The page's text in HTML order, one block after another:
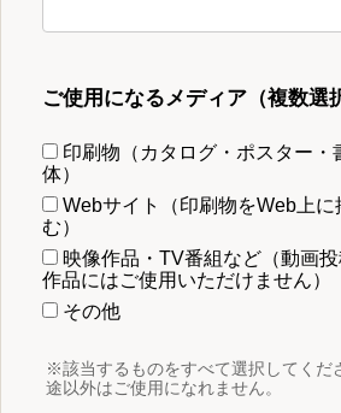
ご使用になるメディア（複数選
印刷物（カタログ・ポスター・
体）
Webサイト（印刷物をWeb上に
む）
映像作品・TV番組など（動画
作品にはご使用いただけません）
その他
※該当するものをすべて選択してくだ
途以外はご使用になれません。